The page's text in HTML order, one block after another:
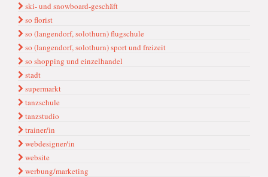
ski- und snowboard-geschäft
so florist
so (langendorf, solothurn) flugschule
so (langendorf, solothurn) sport und freizeit
so shopping und einzelhandel
stadt
supermarkt
tanzschule
tanzstudio
trainer/in
webdesigner/in
website
werbung/marketing